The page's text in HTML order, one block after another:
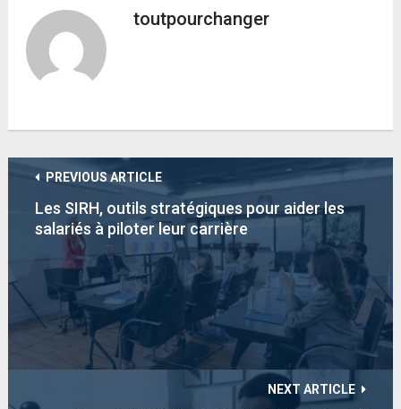
toutpourchanger
PREVIOUS ARTICLE
Les SIRH, outils stratégiques pour aider les
salariés à piloter leur carrière
NEXT ARTICLE